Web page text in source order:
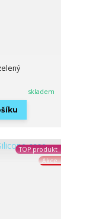
skladem
TOP produkt
Akce